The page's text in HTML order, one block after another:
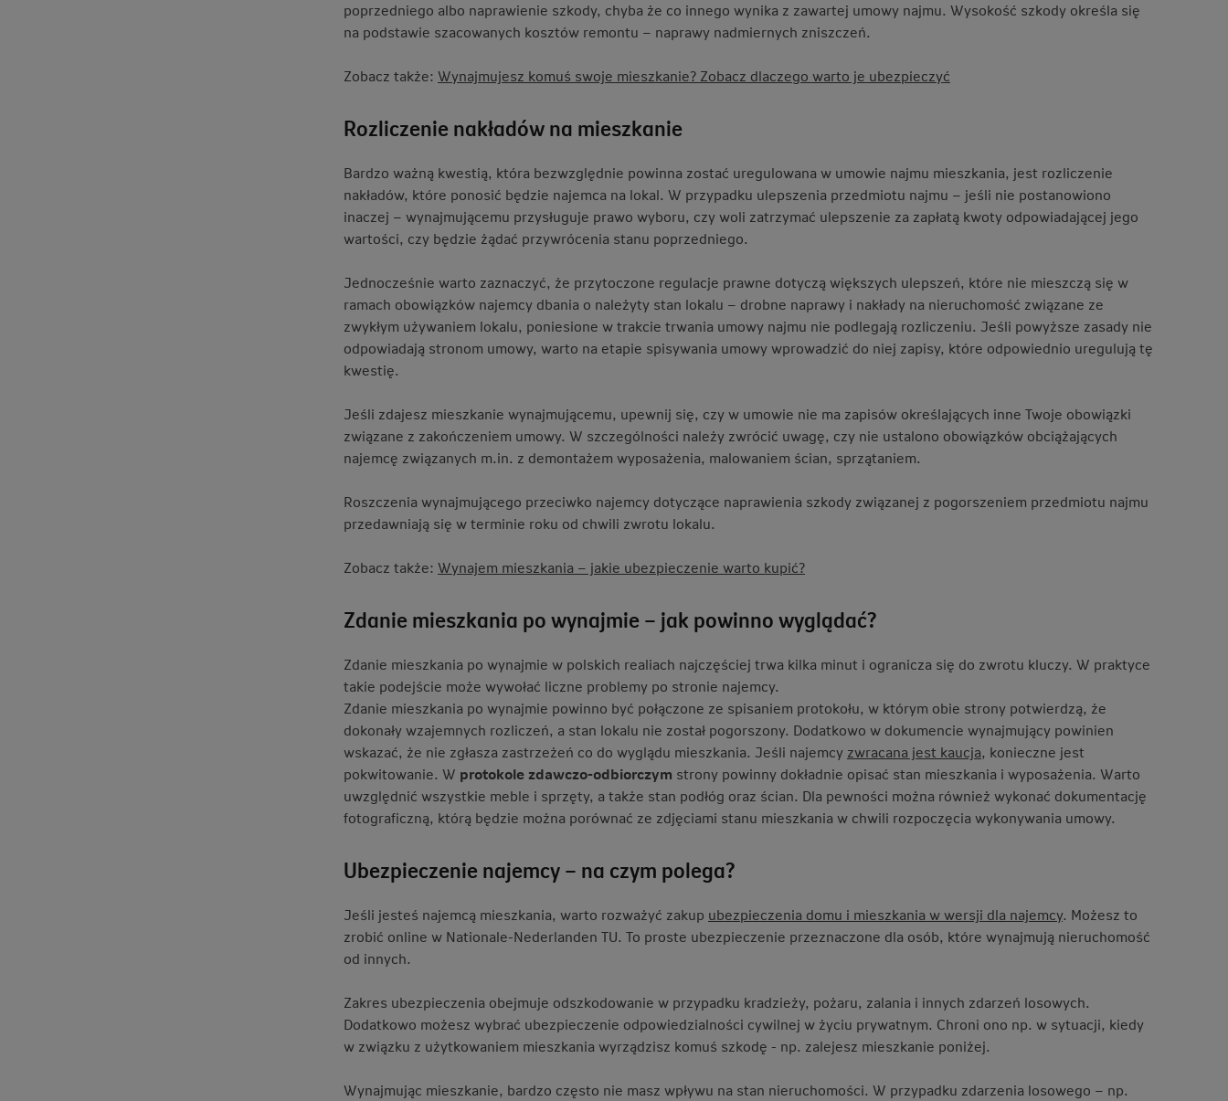
poprzedniego albo naprawienie szkody, chyba że co innego wynika z zawartej umowy najmu. Wysokość szkody określa się
na podstawie szacowanych kosztów remontu – naprawy nadmiernych zniszczeń.
Zobacz także: Wynajmujesz komuś swoje mieszkanie? Zobacz dlaczego warto je ubezpieczyć
Rozliczenie nakładów na mieszkanie
Bardzo ważną kwestią, która bezwzględnie powinna zostać uregulowana w umowie najmu mieszkania, jest rozliczenie
nakładów, które ponosić będzie najemca na lokal. W przypadku ulepszenia przedmiotu najmu – jeśli nie postanowiono
inaczej – wynajmującemu przysługuje prawo wyboru, czy woli zatrzymać ulepszenie za zapłatą kwoty odpowiadającej jego
wartości, czy będzie żądać przywrócenia stanu poprzedniego.
Jednocześnie warto zaznaczyć, że przytoczone regulacje prawne dotyczą większych ulepszeń, które nie mieszczą się w
ramach obowiązków najemcy dbania o należyty stan lokalu – drobne naprawy i nakłady na nieruchomość związane ze
zwykłym używaniem lokalu, poniesione w trakcie trwania umowy najmu nie podlegają rozliczeniu. Jeśli powyższe zasady nie
odpowiadają stronom umowy, warto na etapie spisywania umowy wprowadzić do niej zapisy, które odpowiednio uregulują tę
kwestię.
Jeśli zdajesz mieszkanie wynajmującemu, upewnij się, czy w umowie nie ma zapisów określających inne Twoje obowiązki
związane z zakończeniem umowy. W szczególności należy zwrócić uwagę, czy nie ustalono obowiązków obciążających
najemcę związanych m.in. z demontażem wyposażenia, malowaniem ścian, sprzątaniem.
Roszczenia wynajmującego przeciwko najemcy dotyczące naprawienia szkody związanej z pogorszeniem przedmiotu najmu
przedawniają się w terminie roku od chwili zwrotu lokalu.
Zobacz także: Wynajem mieszkania – jakie ubezpieczenie warto kupić?
Zdanie mieszkania po wynajmie – jak powinno wyglądać?
Zdanie mieszkania po wynajmie w polskich realiach najczęściej trwa kilka minut i ogranicza się do zwrotu kluczy. W praktyce
takie podejście może wywołać liczne problemy po stronie najemcy.
Zdanie mieszkania po wynajmie powinno być połączone ze spisaniem protokołu, w którym obie strony potwierdzą, że
dokonały wzajemnych rozliczeń, a stan lokalu nie został pogorszony. Dodatkowo w dokumencie wynajmujący powinien
wskazać, że nie zgłasza zastrzeżeń co do wyglądu mieszkania. Jeśli najemcy zwracana jest kaucja, konieczne jest
pokwitowanie. W protokole zdawczo-odbiorczym strony powinny dokładnie opisać stan mieszkania i wyposażenia. Warto
uwzględnić wszystkie meble i sprzęty, a także stan podłóg oraz ścian. Dla pewności można również wykonać dokumentację
fotograficzną, którą będzie można porównać ze zdjęciami stanu mieszkania w chwili rozpoczęcia wykonywania umowy.
Ubezpieczenie najemcy – na czym polega?
Jeśli jesteś najemcą mieszkania, warto rozważyć zakup ubezpieczenia domu i mieszkania w wersji dla najemcy. Możesz to
zrobić online w Nationale-Nederlanden TU. To proste ubezpieczenie przeznaczone dla osób, które wynajmują nieruchomość
od innych.
Zakres ubezpieczenia obejmuje odszkodowanie w przypadku kradzieży, pożaru, zalania i innych zdarzeń losowych.
Dodatkowo możesz wybrać ubezpieczenie odpowiedzialności cywilnej w życiu prywatnym. Chroni ono np. w sytuacji, kiedy
w związku z użytkowaniem mieszkania wyrządzisz komuś szkodę - np. zalejesz mieszkanie poniżej.
Wynajmując mieszkanie, bardzo często nie masz wpływu na stan nieruchomości. W przypadku zdarzenia losowego – np.